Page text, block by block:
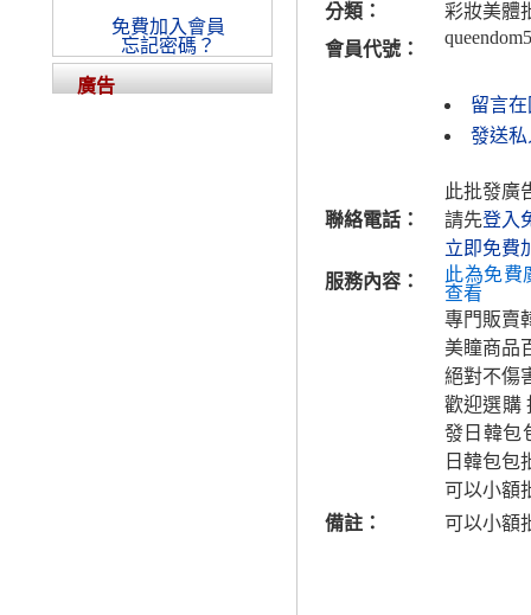
分類：
彩妝美體
會員代號：
留言
發送私
聯絡電話：
此批發廣
請先登入
立即免費
服務內容：
此為免費
查看
專門販賣
美瞳商品
絕對不傷
歡迎選購
發日韓包
日韓包包
可以小額
備註：
可以小額
免費加入會員
忘記密碼？
廣告